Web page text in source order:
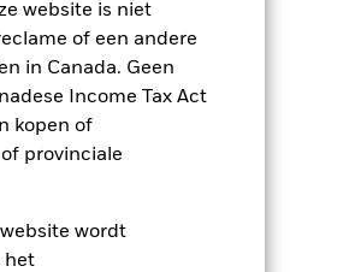
website is niet
of een andere
in Canada. Geen
Income Tax Act
kopen of
provinciale
wordt
het
Tot de
bedrijven. Het
met ESG-
negatief effect
afgeleide